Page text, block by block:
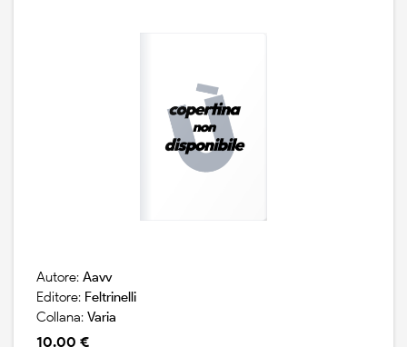
Autore: Aavv
Editore: Feltrinelli
Collana: Varia
10.00 €